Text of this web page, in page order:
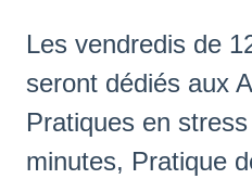
Les vendredis de
seront dédiés aux
Pratiques en
minutes, Pratique